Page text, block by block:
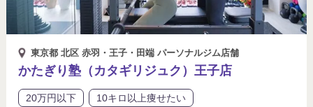
東京都 北区 赤羽・王子・田端 パーソナルジム店舗
かたぎり塾（カタギリジュク）王子店
20万円以下
10キロ以上痩せたい